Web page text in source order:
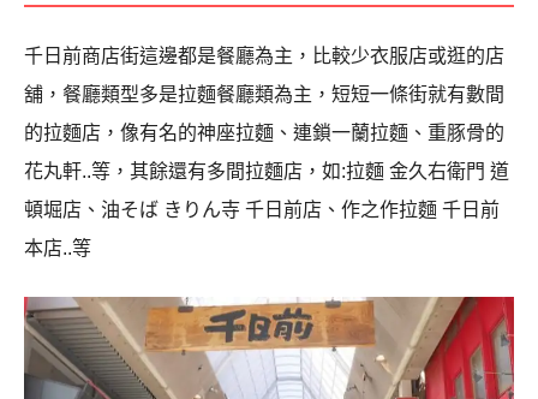
千日前商店街這邊都是餐廳為主，比較少衣服店或逛的店
舖，餐廳類型多是拉麵餐廳類為主，短短一條街就有數間
的拉麵店，像有名的神座拉麵、連鎖一蘭拉麵、重豚骨的
花丸軒..等，其餘還有多間拉麵店，如:拉麵 金久右衛門 道
頓堀店、油そば きりん寺 千日前店、作之作拉麵 千日前
本店..等